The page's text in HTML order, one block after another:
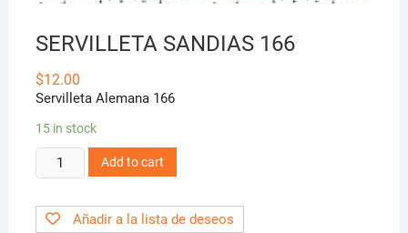
SERVILLETA SANDIAS 166
$12.00
Servilleta Alemana 166
15 in stock
SERVILLETA
SANDIAS
quantity
Add to cart
Añadir a la lista de deseos